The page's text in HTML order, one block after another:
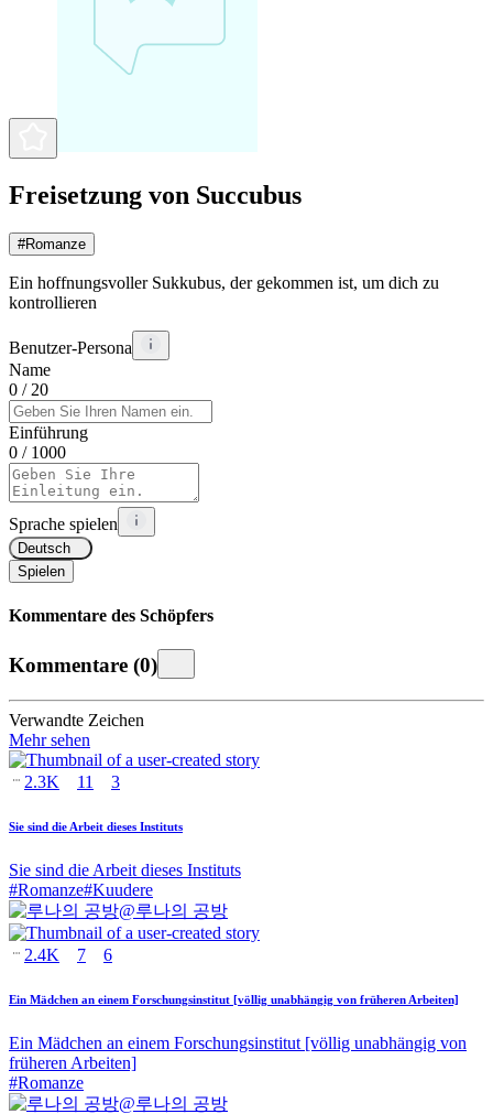
Freisetzung von Succubus
#Romanze
Ein hoffnungsvoller Sukkubus, der gekommen ist, um dich zu
kontrollieren
Benutzer-Persona
Name
0 / 20
Einführung
0 / 1000
Sprache spielen
Deutsch
Spielen
Kommentare des Schöpfers
Kommentare (0)
Verwandte Zeichen
Mehr sehen
2.3K 11 3
Sie sind die Arbeit dieses Instituts
Sie sind die Arbeit dieses Instituts
#Romanze#Kuudere
@루나의 공방
2.4K 7 6
Ein Mädchen an einem Forschungsinstitut [völlig unabhängig von früheren Arbeiten]
Ein Mädchen an einem Forschungsinstitut [völlig unabhängig von
früheren Arbeiten]
#Romanze
@루나의 공방